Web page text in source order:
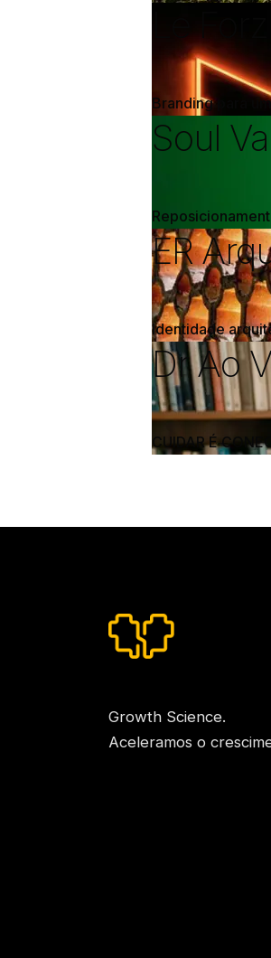
Le Forzz
Branding para
Soul
ER
Identidade
Dr Ao
CUIDAR É
Growth Science.
Aceleramos o